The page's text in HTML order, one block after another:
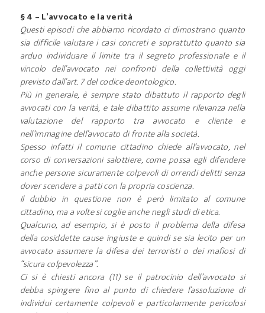
§ 4 – L’avvocato e la verità
Questi episodi che abbiamo ricordato ci dimostrano quanto
sia difficile valutare i casi concreti e soprattutto quanto sia
arduo individuare il limite tra il segreto professionale e il
vincolo dell’avvocato nei confronti della collettività oggi
previsto dall’art. 7 del codice deontologico.
Più in generale, è sempre stato dibattuto il rapporto degli
avvocati con la verità, e tale dibattito assume rilevanza nella
valutazione del rapporto tra avvocato e cliente e
nell’immagine dell’avvocato di fronte alla società.
Spesso infatti il comune cittadino chiede all’avvocato, nel
corso di conversazioni salottiere, come possa egli difendere
anche persone sicuramente colpevoli di orrendi delitti senza
dover scendere a patti con la propria coscienza.
Il dubbio in questione non è però limitato al comune
cittadino, ma a volte si coglie anche negli studi di etica.
Qualcuno, ad esempio, si è posto il problema della difesa
della cosiddette cause ingiuste e quindi se sia lecito per un
avvocato assumere la difesa dei terroristi o dei mafiosi di
“sicura colpevolezza”.
Ci si è chiesti ancora (11) se il patrocinio dell’avvocato si
debba spingere fino al punto di chiedere l’assoluzione di
individui certamente colpevoli e particolarmente pericolosi